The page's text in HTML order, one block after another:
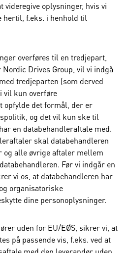
oplysninger, hvis vi
f.eks. i henhold til
overføres til en tredjepart,
Drives Group, vil vi indgå
tredjeparten (som derved
vil kun overføre
opfylde det formål, der er
og det vil kun ske til
en databehandleraftale med.
skal databehandleren
alle øvrige aftaler mellem
Før vi indgår en
vi os, at databehandleren har
organisatoriske
dine personoplysninger.
uden for EU/EØS, sikrer vi, at
på passende vis, f.eks. ved at